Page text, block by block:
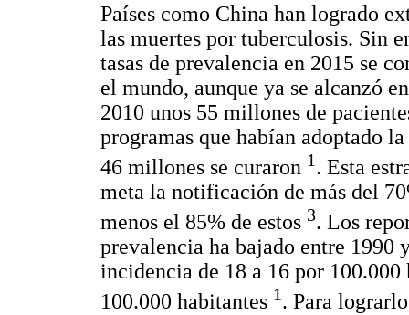
Países como China han logrado
las muertes por tuberculosis. Sin
tasas de prevalencia en 2015 se
el mundo, aunque ya se alcanzó
2010 unos 55 millones de
programas que habían adoptado
46 millones se curaron 1. Esta
meta la notificación de más del
menos el 85% de estos 3. Los
prevalencia ha bajado entre 1990
incidencia de 18 a 16 por
100.000 habitantes 1. Para